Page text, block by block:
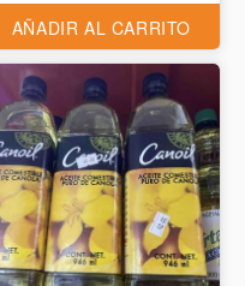
AÑADIR AL CARRITO